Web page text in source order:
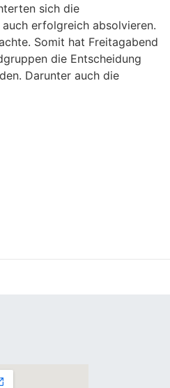
sich die
erfolgreich absolvieren.
Somit hat Freitagabend
die Entscheidung
Darunter auch die